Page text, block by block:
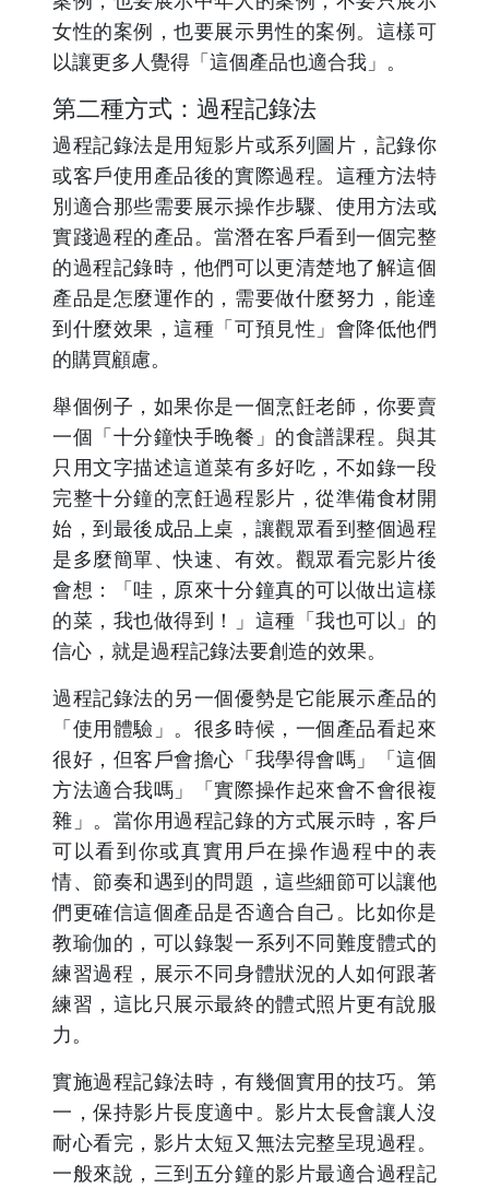
女性的案例，也要展示男性的案例。這樣可
以讓更多人覺得「這個產品也適合我」。
第二種方式：過程記錄法
過程記錄法是用短影片或系列圖片，記錄你
或客戶使用產品後的實際過程。這種方法特
別適合那些需要展示操作步驟、使用方法或
實踐過程的產品。當潛在客戶看到一個完整
的過程記錄時，他們可以更清楚地了解這個
產品是怎麼運作的，需要做什麼努力，能達
到什麼效果，這種「可預見性」會降低他們
的購買顧慮。
舉個例子，如果你是一個烹飪老師，你要賣
一個「十分鐘快手晚餐」的食譜課程。與其
只用文字描述這道菜有多好吃，不如錄一段
完整十分鐘的烹飪過程影片，從準備食材開
始，到最後成品上桌，讓觀眾看到整個過程
是多麼簡單、快速、有效。觀眾看完影片後
會想：「哇，原來十分鐘真的可以做出這樣
的菜，我也做得到！」這種「我也可以」的
信心，就是過程記錄法要創造的效果。
過程記錄法的另一個優勢是它能展示產品的
「使用體驗」。很多時候，一個產品看起來
很好，但客戶會擔心「我學得會嗎」「這個
方法適合我嗎」「實際操作起來會不會很複
雜」。當你用過程記錄的方式展示時，客戶
可以看到你或真實用戶在操作過程中的表
情、節奏和遇到的問題，這些細節可以讓他
們更確信這個產品是否適合自己。比如你是
教瑜伽的，可以錄製一系列不同難度體式的
練習過程，展示不同身體狀況的人如何跟著
練習，這比只展示最終的體式照片更有說服
力。
實施過程記錄法時，有幾個實用的技巧。第
一，保持影片長度適中。影片太長會讓人沒
耐心看完，影片太短又無法完整呈現過程。
一般來說，三到五分鐘的影片最適合過程記